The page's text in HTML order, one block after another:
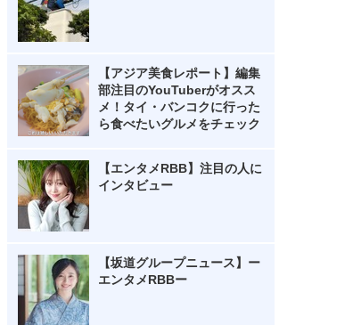
【アジア美食レポート】編集
部注目のYouTuberがオスス
メ！タイ・バンコクに行った
ら食べたいグルメをチェック
【エンタメRBB】注目の人に
インタビュー
【坂道グループニュース】ー
エンタメRBBー